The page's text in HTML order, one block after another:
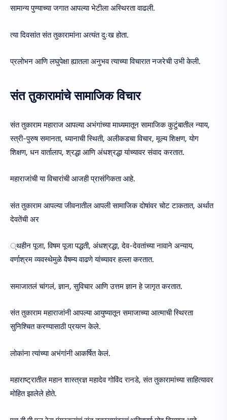
सामान्य पुण्याच्या जगात आपल्या भेटीला अस्थिरता वाढली.
त्या दिवसांत संत तुकारामांना अत्यंत दुःख होता.
प्रलोभन आणि लघुपेक्षा ह्यातला अनुभव त्याच्या विचारात नजरेची उभी केली.
संत तुकारामांचे सामाजिक विचार
संत तुकाराम महाराज आपल्या अभंगांच्या माध्यमातून सामाजिक कुटुंबातील न्याय,
स्त्री-पुरुष समानता, ध्यानाची स्थिती, अलीकडचा विचार, मूल्य शिक्षण, योग
शिक्षण, धन वार्तालाप, श्रद्धा आणि अंधश्रद्धा यांच्यावर संवाद करतात.
महाराजांची या विचारांची आजही प्रासंगिकता आहे.
संत तुकाराम आपल्या जीवनातील आपली सामाजिक दोषांवर चोट टाकतात, अर्थात
देवतेंची अर
्थहीन पूजा, विषम पूजा पद्धती, अंधश्रद्धा, देव-देवतांच्या नावाने अन्याय,
वर्णाश्रम व्यवस्थेमुळे वैषम्य वाढणे यांच्यावर हल्ला करतात.
समाजातलं चांगलं, ज्ञान, सुविचार आणि उत्तम ज्ञान हे जागृत करतात.
संत तुकाराम महाराजांनी आपल्या आयुष्यातून समाजाच्या आत्माची स्थिरता
सुनिश्चित करण्यासाठी प्रयत्न केले.
लोकांना त्यांच्या अभंगांनी आकर्षित केलं.
महाराष्ट्रातील महान शास्त्रज्ञ महादेव गोविंद रानडे, संत तुकारामांच्या साहित्यावर
मोहित झालेले होते.